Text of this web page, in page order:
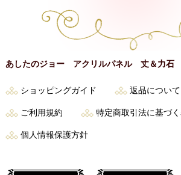
あしたのジョー アクリルパネル 丈＆力石
ショッピングガイド 返品について
ご利用規約 特定商取引法に基づ
個人情報保護方針